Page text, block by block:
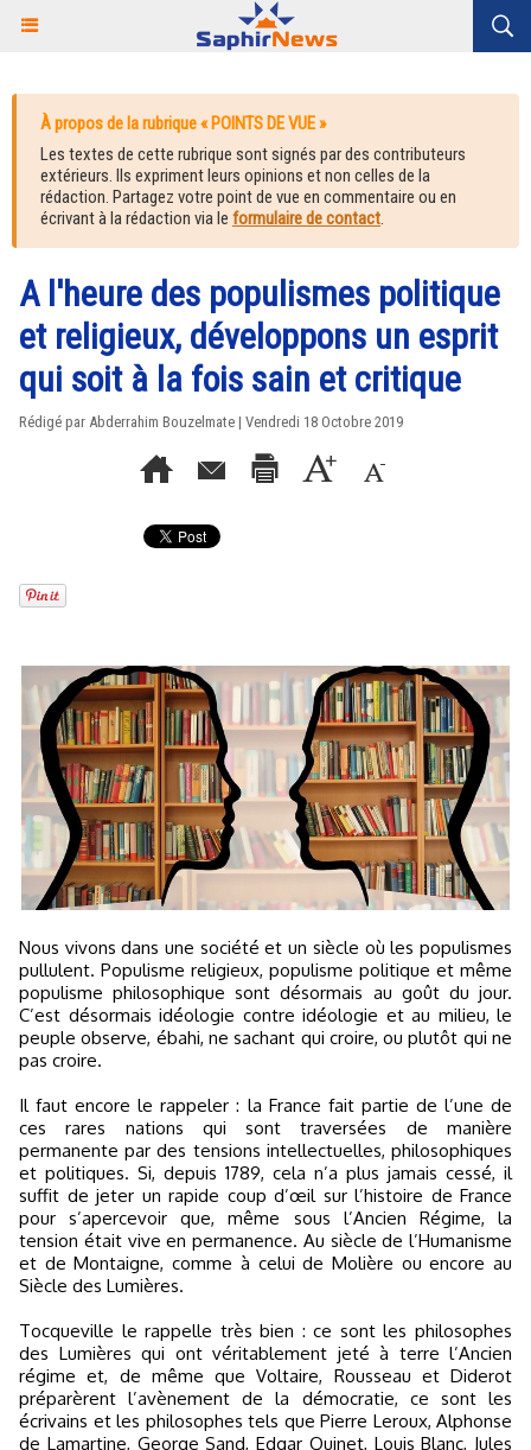
À propos de la rubrique « POINTS DE VUE »
Les textes de cette rubrique sont signés par des contributeurs
extérieurs. Ils expriment leurs opinions et non celles de la
rédaction. Partagez votre point de vue en commentaire ou en
écrivant à la rédaction via le formulaire de contact.
A l'heure des populismes politique
et religieux, développons un esprit
qui soit à la fois sain et critique
Rédigé par Abderrahim Bouzelmate | Vendredi 18 Octobre 2019
Nous vivons dans une société et un siècle où les populismes
pullulent. Populisme religieux, populisme politique et même
populisme philosophique sont désormais au goût du jour.
C’est désormais idéologie contre idéologie et au milieu, le
peuple observe, ébahi, ne sachant qui croire, ou plutôt qui ne
pas croire.
Il faut encore le rappeler : la France fait partie de l’une de
ces rares nations qui sont traversées de manière
permanente par des tensions intellectuelles, philosophiques
et politiques. Si, depuis 1789, cela n’a plus jamais cessé, il
suffit de jeter un rapide coup d’œil sur l’histoire de France
pour s’apercevoir que, même sous l’Ancien Régime, la
tension était vive en permanence. Au siècle de l’Humanisme
et de Montaigne, comme à celui de Molière ou encore au
Siècle des Lumières.
Tocqueville le rappelle très bien : ce sont les philosophes
des Lumières qui ont véritablement jeté à terre l’Ancien
régime et, de même que Voltaire, Rousseau et Diderot
préparèrent l’avènement de la démocratie, ce sont les
écrivains et les philosophes tels que Pierre Leroux, Alphonse
de Lamartine, George Sand, Edgar Quinet, Louis Blanc, Jules